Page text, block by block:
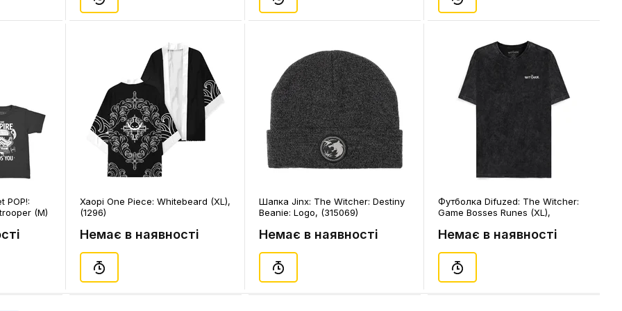
POP!:
(M)
Хаорі One Piece: Whitebeard (XL),
(1296)
Немає в наявності
Шапка Jinx: The Witcher: Destiny
Beanie: Logo, (315069)
Немає в наявності
Футболка Difuzed: The Witcher:
Game Bosses Runes (XL),
Немає в наявності